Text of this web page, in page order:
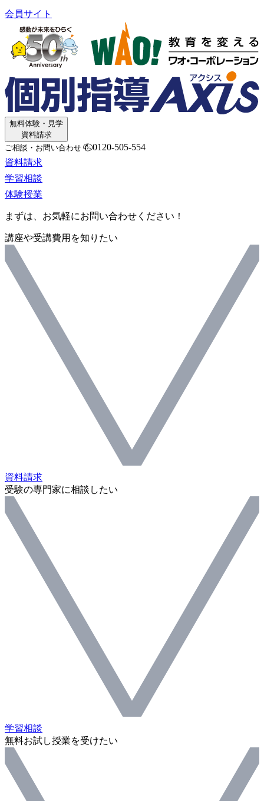
会員サイト
無料体験・見学
資料請求
ご相談・お問い合わせ
0120-505-554
資料請求
学習相談
体験授業
まずは、お気軽にお問い合わせください！
講座や受講費用を知りたい
資料請求
受験の専門家に相談したい
学習相談
無料お試し授業を受けたい